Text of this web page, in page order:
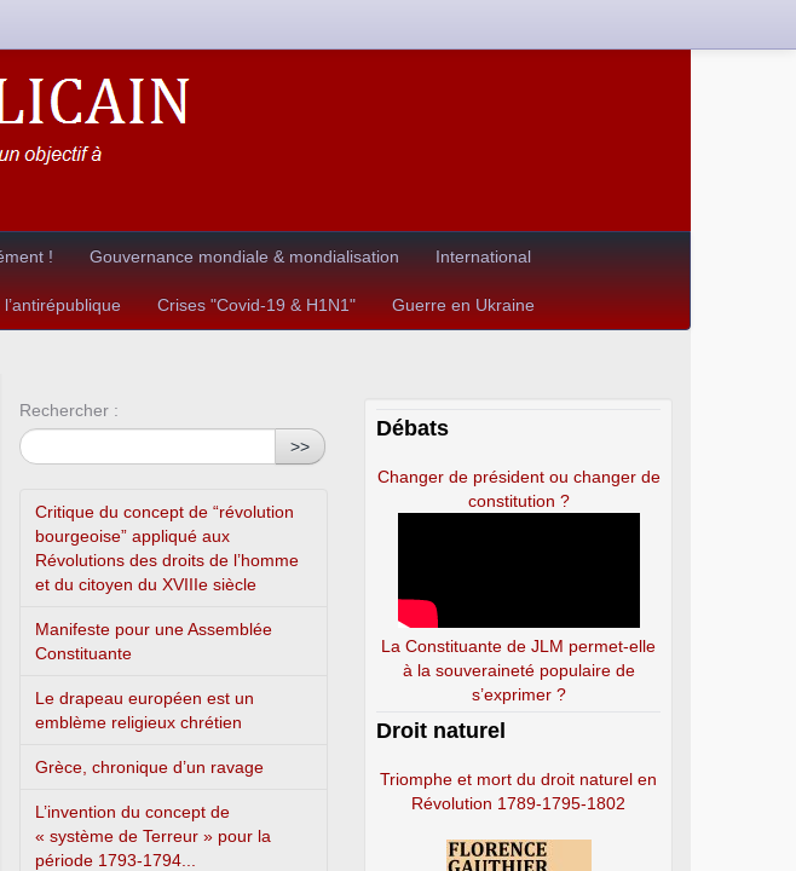
! Gouvernance mondiale & mondialisation International
Crises "Covid-19 & H1N1" Guerre en Ukraine
Rechercher :
>>
Critique du concept de “révolution
bourgeoise” appliqué aux
Révolutions des droits de l’homme
et du citoyen du XVIIIe siècle
Manifeste pour une Assemblée
Constituante
Le drapeau européen est un
emblème religieux chrétien
Grèce, chronique d’un ravage
L’invention du concept de
« système de Terreur » pour la
période 1793-1794...
Débats
Changer de président ou changer de
constitution ?
La Constituante de JLM permet-elle
à la souveraineté populaire de
s’exprimer ?
Droit naturel
Triomphe et mort du droit naturel en
Révolution 1789-1795-1802